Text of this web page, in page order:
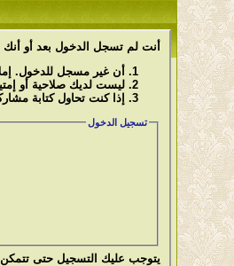
أنت لم تسجل الدخول بعد أو أنك
أن غير مسجل للدخول.
ليست لديك صلاحية أو
إذا كنت تحاول كتابة
تسجيل الدخول
يتوجب عليك التسجيل حتى